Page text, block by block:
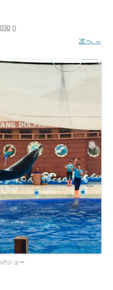
()
次へ →
のショー